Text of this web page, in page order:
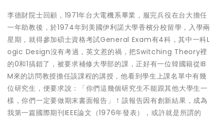
李德財院士回顧，1971年台大電機系畢業，服完兵役在台大擔任
一年助教後，於1974年到美國伊利諾大學香檳分校留學，入學兩
星期，就得參加碩士資格考試General Exam有4科，其中一科L
ogic Design沒有考過，英文惹的禍，把Switching Theory裡
的0和1搞錯了，被要求補修大學部的課，正好有一位韓國籍從IB
M來的訪問教授擔任該課程的講授，他看到學生上課名單中有幾
位研究生，便要求說：「你們這幾個研究生不能跟其他大學生一
樣，你們一定要做期末書面報告」！該報告因有創新結果，成為
我第一篇國際期刊IEEE論文（1976年發表），或許就是所謂的